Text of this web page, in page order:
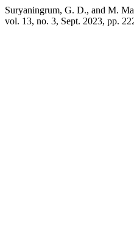
Suryaningrum, G. D., and M.
vol. 13, no. 3, Sept. 2023, pp.